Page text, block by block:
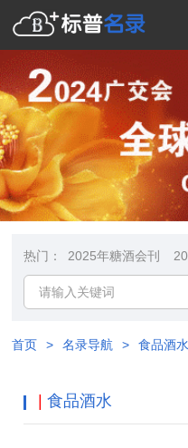
热门： 2025年糖酒会刊
首页 > 名录导航 > 食品酒水
食品酒水